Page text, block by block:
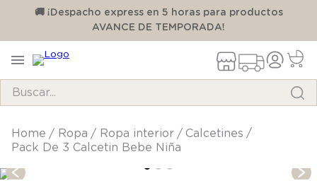
🚚 ¡Despacho express en 5 horas para productos
AVANCE DE TEMPORADA!
ropa ropa interior
calcetines
Pack De 3 Calcetin Bebe Niña
TÉRMINOS MÁS BUSCADOS